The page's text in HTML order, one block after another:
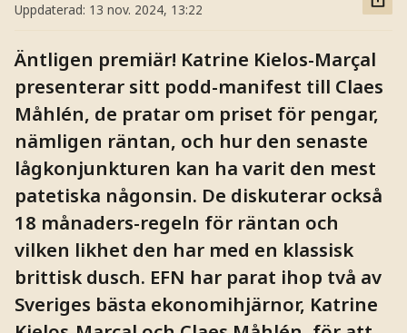
Uppdaterad: 13 nov. 2024, 13:22
Äntligen premiär! Katrine Kielos-Marçal
presenterar sitt podd-manifest till Claes
Måhlén, de pratar om priset för pengar,
nämligen räntan, och hur den senaste
lågkonjunkturen kan ha varit den mest
patetiska någonsin. De diskuterar också
18 månaders-regeln för räntan och
vilken likhet den har med en klassisk
brittisk dusch. EFN har parat ihop två av
Sveriges bästa ekonomihjärnor, Katrine